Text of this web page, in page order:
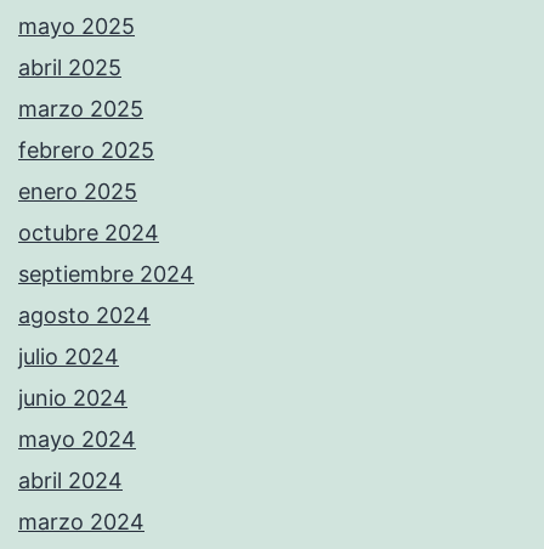
mayo 2025
abril 2025
marzo 2025
febrero 2025
enero 2025
octubre 2024
septiembre 2024
agosto 2024
julio 2024
junio 2024
mayo 2024
abril 2024
marzo 2024